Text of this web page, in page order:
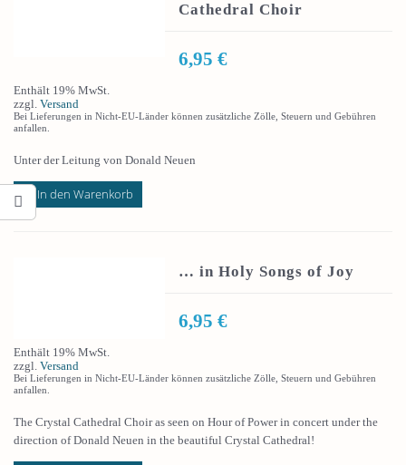
Cathedral Choir
6,95€
Enthält 19% MwSt.
zzgl. Versand
Bei Lieferungen in Nicht-EU-Länder können zusätzliche Zölle, Steuern und Gebühren
anfallen.
Unter der Leitung von Donald Neuen
In den Warenkorb
… in Holy Songs of Joy
6,95€
Enthält 19% MwSt.
zzgl. Versand
Bei Lieferungen in Nicht-EU-Länder können zusätzliche Zölle, Steuern und Gebühren
anfallen.
The Crystal Cathedral Choir as seen on Hour of Power in concert under the
direction of Donald Neuen in the beautiful Crystal Cathedral!